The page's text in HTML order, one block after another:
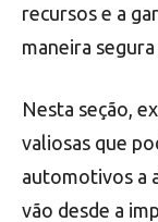
recursos e a
maneira
Nesta seção,
valiosas que
automotivos a
vão desde a